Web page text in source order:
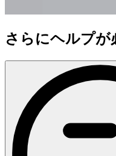
さらにヘルプが